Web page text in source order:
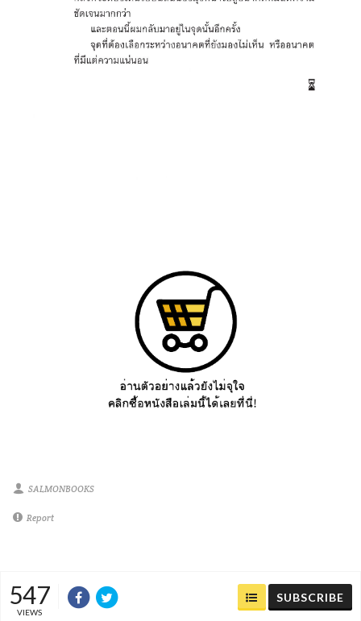
SALMONBOOKS
Report
547
VIEWS
SUBSCRIBE